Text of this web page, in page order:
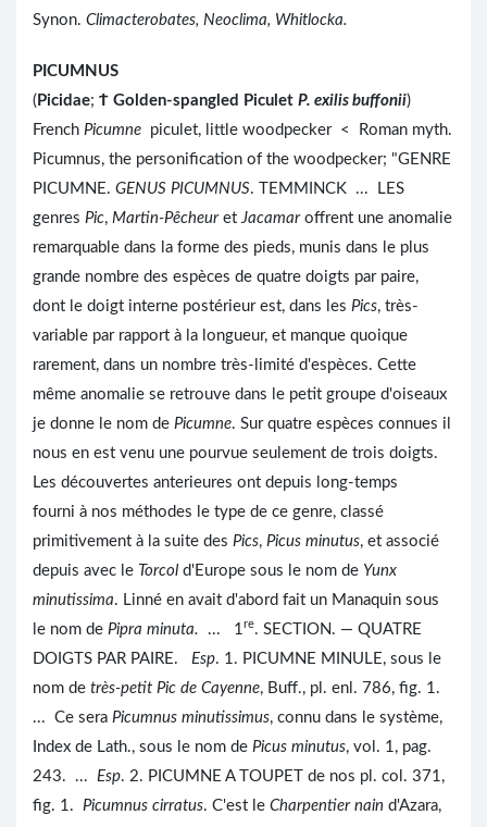
Synon. Climacterobates, Neoclima, Whitlocka.
PICUMNUS
( Picidae; Ϯ Golden-spangled Piculet P. exilis buffonii)
French Picumne piculet, little woodpecker < Roman myth.
Picumnus, the personification of the woodpecker; "GENRE
PICUMNE. GENUS PICUMNUS. TEMMINCK ... LES
genres Pic, Martin-Pêcheuret Jacamar offrent une anomalie
remarquable dans la forme des pieds, munis dans le plus
grande nombre des espèces de quatre doigts par paire,
dont le doigt interne postérieur est, dans les Pics, très-
variable par rapport à la longueur, et manque quoique
rarement, dans un nombre très-limité d'espèces. Cette
même anomalie se retrouve dans le petit groupe d'oiseaux
je donne le nom de Picumne. Sur quatre espèces connues il
nous en est venu une pourvue seulement de trois doigts.
Les découvertes anterieures ont depuis long-temps
fourni à nos méthodes le type de ce genre, classé
primitivement à la suite des Pics, Picus minutus, et associé
depuis avec le Torcol d'Europe sous le nom de Yunx
minutissima. Linné en avait d'abord fait un Manaquin sous
le nom de Pipra minuta. ... 1 re. SECTION. — QUATRE
DOIGTS PAR PAIRE. Esp. 1. PICUMNE MINULE, sous le
nom de très-petit Pic de Cayenne, Buff., pl. enl. 786, fig. 1.
... Ce sera Picumnus minutissimus, connu dans le système,
Index de Lath., sous le nom de Picus minutus, vol. 1, pag.
243. ... Esp. 2. PICUMNE A TOUPET de nos pl. col. 371,
fig. 1. Picumnus cirratus. C'est le Charpentier nain d'Azara,